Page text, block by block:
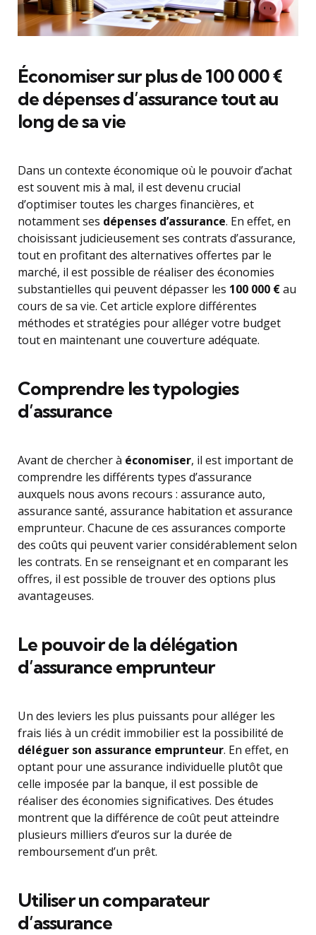
Économiser sur plus de 100 000 €
de dépenses d’assurance tout au
long de sa vie
Dans un contexte économique où le pouvoir d’achat
est souvent mis à mal, il est devenu crucial
d’optimiser toutes les charges financières, et
notamment ses dépenses d’assurance. En effet, en
choisissant judicieusement ses contrats d’assurance,
tout en profitant des alternatives offertes par le
marché, il est possible de réaliser des économies
substantielles qui peuvent dépasser les 100 000 €au
cours de sa vie. Cet article explore différentes
méthodes et stratégies pour alléger votre budget
tout en maintenant une couverture adéquate.
Comprendre les typologies
d’assurance
Avant de chercher à économiser, il est important de
comprendre les différents types d’assurance
auxquels nous avons recours : assurance auto,
assurance santé, assurance habitation et assurance
emprunteur. Chacune de ces assurances comporte
des coûts qui peuvent varier considérablement selon
les contrats. En se renseignant et en comparant les
offres, il est possible de trouver des options plus
avantageuses.
Le pouvoir de la délégation
d’assurance emprunteur
Un des leviers les plus puissants pour alléger les
frais liés à un crédit immobilier est la possibilité de
déléguer son assurance emprunteur. En effet, en
optant pour une assurance individuelle plutôt que
celle imposée par la banque, il est possible de
réaliser des économies significatives. Des études
montrent que la différence de coût peut atteindre
plusieurs milliers d’euros sur la durée de
remboursement d’un prêt.
Utiliser un comparateur
d’assurance